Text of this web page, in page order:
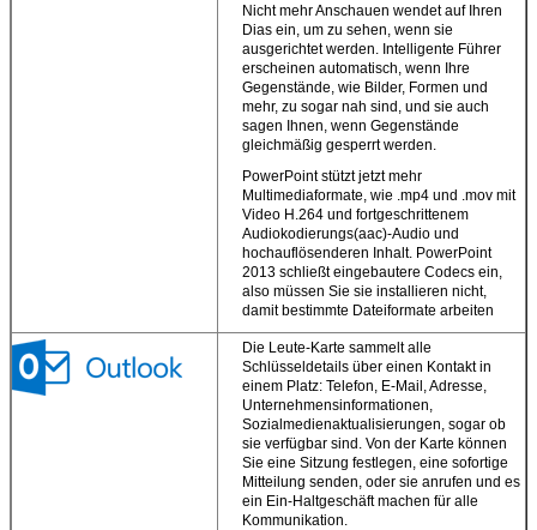
EINREICHUNGEN
Nicht mehr Anschauen wendet auf Ihren
Dias ein, um zu sehen, wenn sie
ausgerichtet werden. Intelligente Führer
erscheinen automatisch, wenn Ihre
Gegenstände, wie Bilder, Formen und
mehr, zu sogar nah sind, und sie auch
sagen Ihnen, wenn Gegenstände
gleichmäßig gesperrt werden.
PowerPoint stützt jetzt mehr
Multimediaformate, wie .mp4 und .mov mit
Video H.264 und fortgeschrittenem
Audiokodierungs(aac)-Audio und
hochauflösenderen Inhalt. PowerPoint
2013 schließt eingebautere Codecs ein,
also müssen Sie sie installieren nicht,
damit bestimmte Dateiformate arbeiten
Die Leute-Karte sammelt alle
Schlüsseldetails über einen Kontakt in
einem Platz: Telefon, E-Mail, Adresse,
Unternehmensinformationen,
Sozialmedienaktualisierungen, sogar ob
sie verfügbar sind. Von der Karte können
Sie eine Sitzung festlegen, eine sofortige
Mitteilung senden, oder sie anrufen und es
ein Ein-Haltgeschäft machen für alle
Kommunikation.